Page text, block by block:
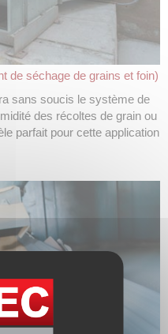
de séchage de grains et foin)
sans soucis le système de
des récoltes de grain ou
parfait pour cette application